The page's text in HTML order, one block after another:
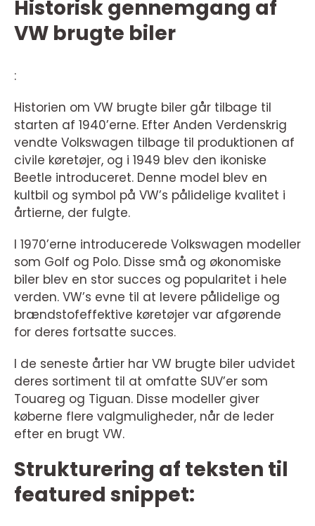
Historisk gennemgang af
VW brugte biler
:
Historien om VW brugte biler går tilbage til
starten af 1940’erne. Efter Anden Verdenskrig
vendte Volkswagen tilbage til produktionen af
civile køretøjer, og i 1949 blev den ikoniske
Beetle introduceret. Denne model blev en
kultbil og symbol på VW’s pålidelige kvalitet i
årtierne, der fulgte.
I 1970’erne introducerede Volkswagen modeller
som Golf og Polo. Disse små og økonomiske
biler blev en stor succes og popularitet i hele
verden. VW’s evne til at levere pålidelige og
brændstofeffektive køretøjer var afgørende
for deres fortsatte succes.
I de seneste årtier har VW brugte biler udvidet
deres sortiment til at omfatte SUV’er som
Touareg og Tiguan. Disse modeller giver
køberne flere valgmuligheder, når de leder
efter en brugt VW.
Strukturering af teksten til
featured snippet: